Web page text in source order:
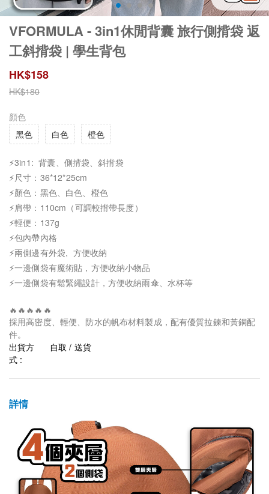
VFORMULA - 3in1休閒背囊 旅行側揹袋 返
工斜揹袋 | 學生背包
HK$158
HK$180
顏色
黑色
白色 橙色
⚡3in1: 背囊、側揹袋、斜揹袋
⚡尺寸：36*12*25cm
⚡顏色：黑色、白色、橙色
⚡肩帶：110cm（可調較揹帶長度）
⚡輕便：137g
⚡包內帶內格
⚡兩側邊有外袋, 方便收納
⚡一邊側袋有魔術貼，方便收納小物品
⚡一邊側袋有鬆緊繩設計，方便收納雨傘、水杯等
🔥🔥🔥🔥🔥
採用高密度、輕便、防水的帆布材料製成，配有優質拉鍊和黃銅配
件。
出貨方
式 :
自取 / 送貨
詳情